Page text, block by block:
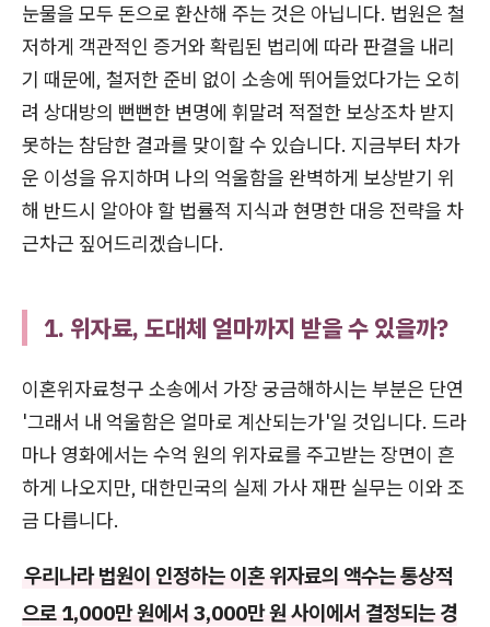
눈물을 모두 돈으로 환산해 주는 것은 아닙니다. 법원은 철
저하게 객관적인 증거와 확립된 법리에 따라 판결을 내리
기 때문에, 철저한 준비 없이 소송에 뛰어들었다가는 오히
려 상대방의 뻔뻔한 변명에 휘말려 적절한 보상조차 받지
못하는 참담한 결과를 맞이할 수 있습니다. 지금부터 차가
운 이성을 유지하며 나의 억울함을 완벽하게 보상받기 위
해 반드시 알아야 할 법률적 지식과 현명한 대응 전략을 차
근차근 짚어드리겠습니다.
1. 위자료, 도대체 얼마까지 받을 수 있을까?
이혼위자료청구 소송에서 가장 궁금해하시는 부분은 단연
'그래서 내 억울함은 얼마로 계산되는가'일 것입니다. 드라
마나 영화에서는 수억 원의 위자료를 주고받는 장면이 흔
하게 나오지만, 대한민국의 실제 가사 재판 실무는 이와 조
금 다릅니다.
우리나라 법원이 인정하는 이혼 위자료의 액수는 통상적
으로 1,000만 원에서 3,000만 원 사이에서 결정되는 경